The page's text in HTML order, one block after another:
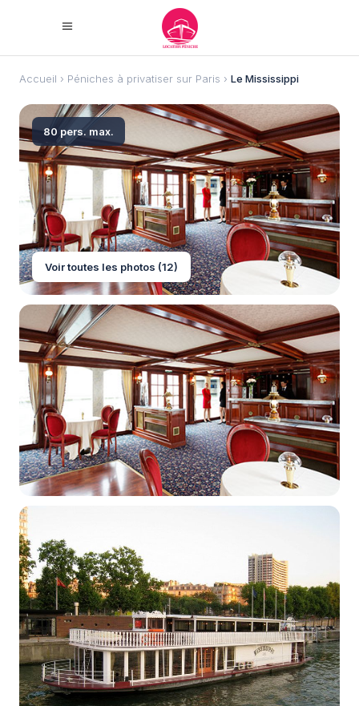
Accueil › Péniches à privatiser sur Paris › Le Mississippi
80 pers. max.
Voir toutes les photos (12)